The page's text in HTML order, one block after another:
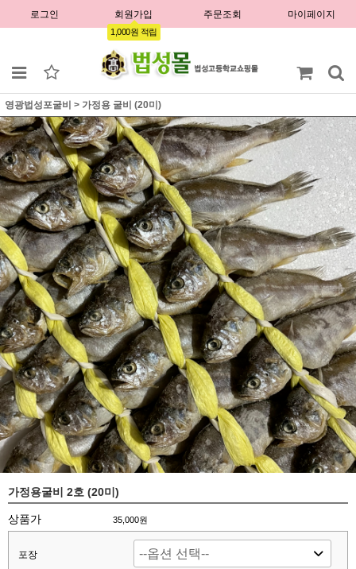
로그인 회원가입
1,000원 적립
주문조회 마이페이지
영광법성포굴비 > 가정용 굴비 (20미)
가정용굴비 2호 (20미)
상품가 35,000원
포장